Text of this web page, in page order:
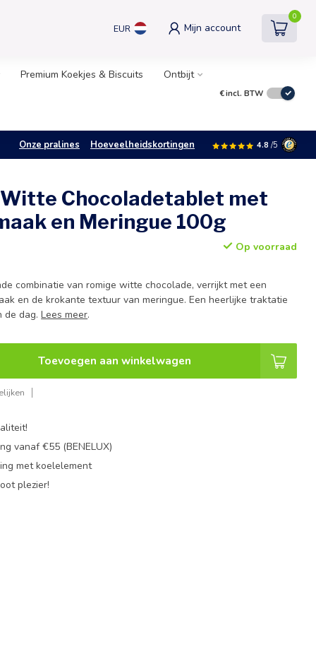
EUR Mijn account
0
Premium Koekjes & Biscuits Ontbijt
€incl. BTW
Onze pralines Hoeveelheidskortingen 4.8 /5
Chocoladetablet met
en Meringue 100g
Op voorraad
combinatie van romige witte chocolade, verrijkt met een
en de krokante textuur van meringue. Een heerlijke traktatie
de dag.Lees meer.
Toevoegen aan winkelwagen
vanaf €55 (BENELUX)
met koelelement
plezier!